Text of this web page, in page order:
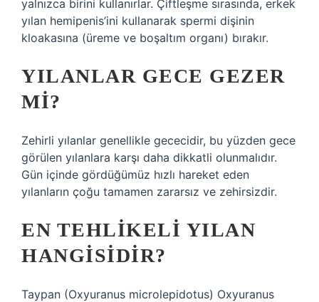
yalnızca birini kullanırlar. Çiftleşme sırasında, erkek
yılan hemipenis’ini kullanarak spermi dişinin
kloakasına (üreme ve boşaltım organı) bırakır.
YILANLAR GECE GEZER
MI?
Zehirli yılanlar genellikle gececidir, bu yüzden gece
görülen yılanlara karşı daha dikkatli olunmalıdır.
Gün içinde gördüğümüz hızlı hareket eden
yılanların çoğu tamamen zararsız ve zehirsizdir.
EN TEHLIKELI YILAN
HANGISIDIR?
Taypan (Oxyuranus microlepidotus) Oxyuranus